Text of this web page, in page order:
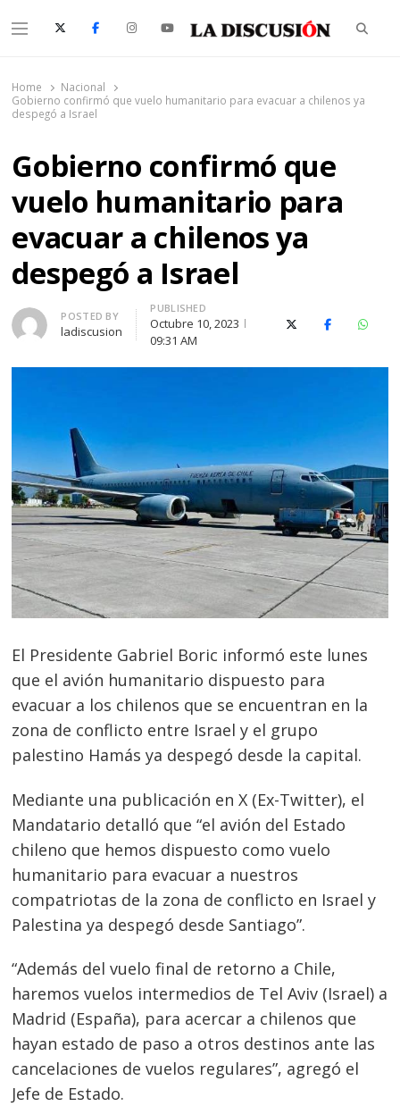
Menu
Home
Nacional
Gobierno confirmó que vuelo humanitario para evacuar a chilenos ya
despegó a Israel
Gobierno confirmó que
vuelo humanitario para
evacuar a chilenos ya
despegó a Israel
Author
POSTED BY
ladiscusion
PUBLISHED
Octubre 10, 2023
09:31 AM
X (Twitter)Facebook
El Presidente Gabriel Boric informó este lunes
que el avión humanitario dispuesto para
evacuar a los chilenos que se encuentran en la
zona de conflicto entre Israel y el grupo
palestino Hamás ya despegó desde la capital.
Mediante una publicación en X (Ex-Twitter), el
Mandatario detalló que “el avión del Estado
chileno que hemos dispuesto como vuelo
humanitario para evacuar a nuestros
compatriotas de la zona de conflicto en Israel y
Palestina ya despegó desde Santiago”.
“Además del vuelo final de retorno a Chile,
haremos vuelos intermedios de Tel Aviv (Israel) a
Madrid (España), para acercar a chilenos que
hayan estado de paso a otros destinos ante las
cancelaciones de vuelos regulares”, agregó el
Jefe de Estado.